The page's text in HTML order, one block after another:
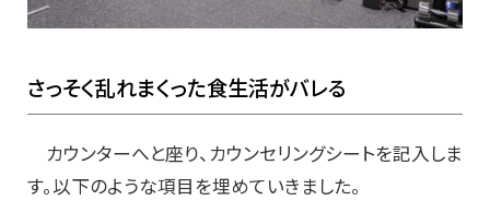
さっそく乱れまくった食生活がバレる
カウンターへと座り、カウンセリングシートを記入しま
す。以下のような項目を埋めていきました。